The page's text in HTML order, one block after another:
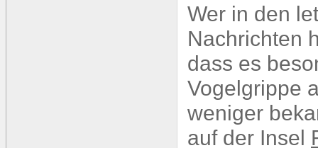
Wer in den
Nachrichten
dass es
Vogelgrippe
weniger
auf der Insel